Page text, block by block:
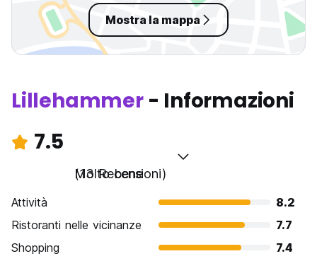
Mostra la mappa
Lillehammer- Informazioni
7.5
Molto bene
(13 Recensioni)
Attività
8.2
Ristoranti nelle vicinanze
7.7
Shopping
7.4